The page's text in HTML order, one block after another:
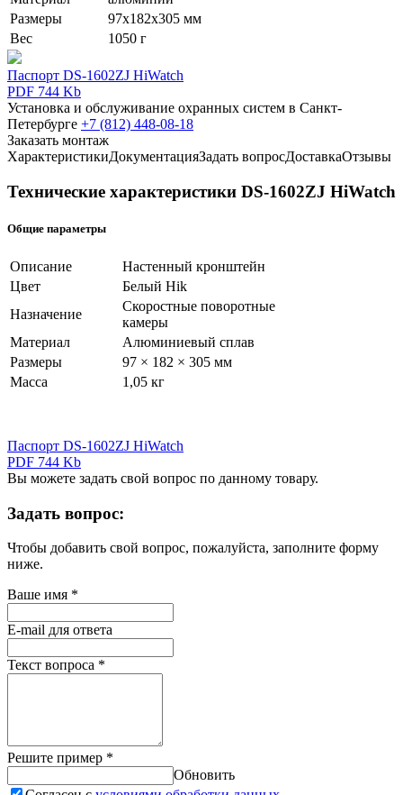
Размеры
97х182х305 мм
Вес
1050 г
Паспорт DS-1602ZJ HiWatch
PDF 744 Kb
Установка и обслуживание охранных систем в Санкт-
Петербурге +7 (812) 448-08-18
Заказать монтаж
ХарактеристикиДокументацияЗадать вопросДоставкаОтзывы
Технические характеристики DS-1602ZJ HiWatch
Общие параметры
Описание
Настенный кронштейн
Цвет
Белый Hik
Назначение
Скоростные поворотные
камеры
Материал
Алюминиевый сплав
Размеры
97 × 182 × 305 мм
Масса
1,05 кг
Паспорт DS-1602ZJ HiWatch
PDF 744 Kb
Вы можете задать свой вопрос по данному товару.
Задать вопрос:
Чтобы добавить свой вопрос, пожалуйста, заполните форму
ниже.
Ваше имя *
E-mail для ответа
Текст вопроса *
Решите пример *
Обновить